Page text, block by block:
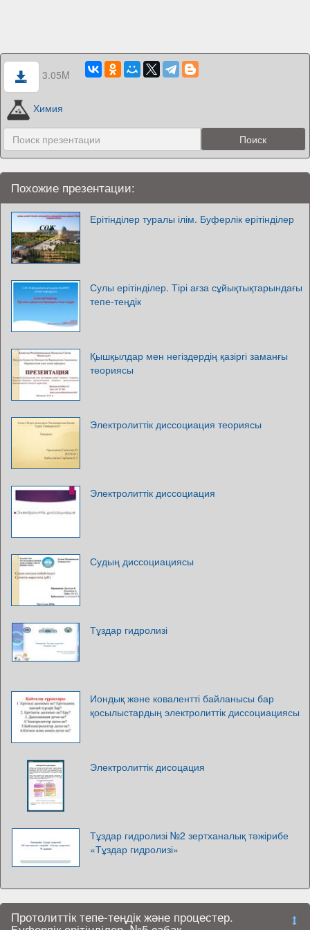
3.05M
Химия
Похожие презентации:
Ерітінділер туралы ілім. Буферлік ерітінділер
Сулы ерітінділер. Тірі ағза сұйықтықтарындағы
тепе-теңдік
Қышқылдар мен негіздердің қазіргі заманғы
теориясы
Электролиттік диссоциация теориясы
Электролиттік диссоциация
Судың диссоциациясы
Тұздар гидролизі
Иондық және ковалентті байланысы бар
қосылыстардың электролиттік диссоциациясы
Электролиттік дисоцация
Тұздар гидролизі №2 зертханалық тәжірибе
«Тұздар гидролизі»
Протолиттік тепе-теңдік және процестер.